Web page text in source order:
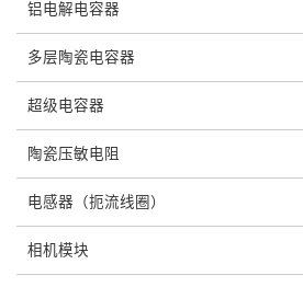
铝电解电容器
多层陶瓷电容器
超级电容器
陶瓷压敏电阻
电感器（扼流线圈）
相机模块